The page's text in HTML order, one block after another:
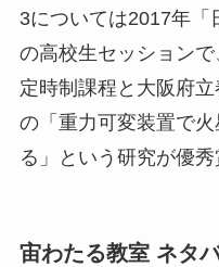
3については2017年「
の高校生セッション
定時制課程と大阪府
の「重力可変装置で
る」という研究が優秀
宙わたる教室 ネタ